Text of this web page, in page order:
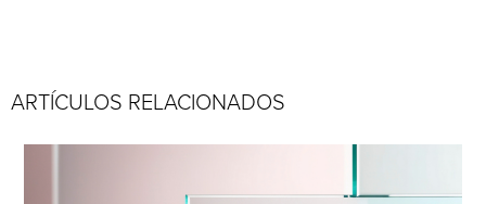
ARTÍCULOS RELACIONADOS